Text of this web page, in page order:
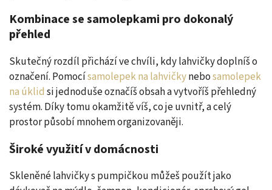
Kombinace se samolepkami pro dokonalý
přehled
Skutečný rozdíl přichází ve chvíli, kdy lahvičky doplníš o
označení. Pomocísamolepek na lahvičkynebosamolepek
na úklid si jednoduše označíš obsah a vytvoříš přehledný
systém. Díky tomu okamžitě víš, co je uvnitř, a celý
prostor působí mnohem organizovaněji.
Široké využití v domácnosti
Skleněné lahvičky s pumpičkou můžeš použít jako